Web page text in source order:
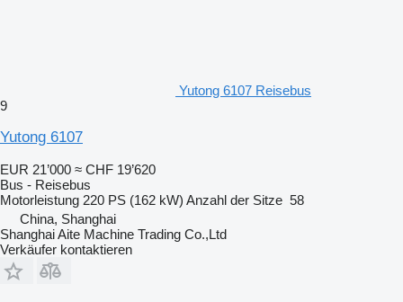
Yutong 6107 Reisebus
9
Yutong 6107
EUR 21’000 ≈ CHF 19’620
Bus - Reisebus
Motorleistung 220 PS (162 kW) Anzahl der Sitze 58
China, Shanghai
Shanghai Aite Machine Trading Co.,Ltd
Verkäufer kontaktieren